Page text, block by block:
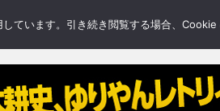
FEATURE
います。引き続き閲覧する場合、Cookie